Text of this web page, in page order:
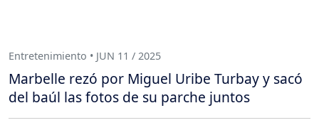
Entretenimiento • JUN 11 / 2025
Marbelle rezó por Miguel Uribe Turbay y sacó
del baúl las fotos de su parche juntos